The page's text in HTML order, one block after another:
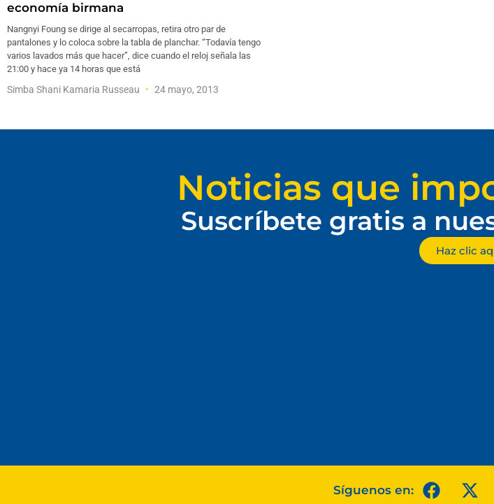
economía birmana
Nangnyi Foung se dirige al secarropas, retira otro par de
pantalones y lo coloca sobre la tabla de planchar. “Todavía tengo
varios lavados más que hacer”, dice cuando el reloj señala las
21:00 y hace ya 14 horas que está
Simba Shani Kamaria Russeau 24 mayo, 2013
Noticias que
Suscríbete gratis a
Haz clic
Síguenos en: